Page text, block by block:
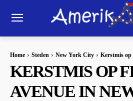
Home Steden New York City Kerstmis
KERSTMIS OP
AVENUE IN